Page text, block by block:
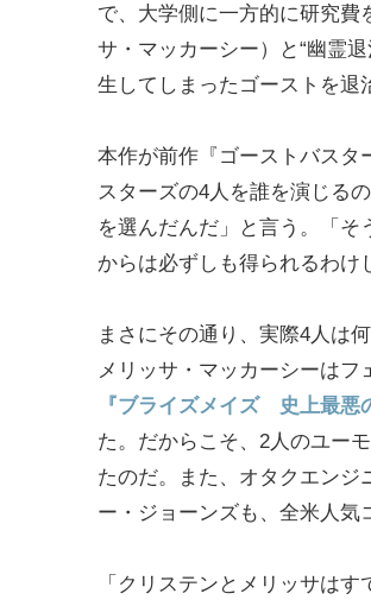
で、大学側に一方的に研究費
サ・マッカーシー）と“幽霊
生してしまったゴーストを退
本作が前作『ゴーストバスタ
スターズの4人を誰を演じる
を選んだんだ」と言う。「
からは必ずしも得られるわけ
まさにその通り、実際4人は
メリッサ・マッカーシーはフ
『ブライズメイズ 史上最悪
た。だからこそ、2人のユー
たのだ。また、オタクエンジ
ー・ジョーンズも、全米人気
「クリステンとメリッサは